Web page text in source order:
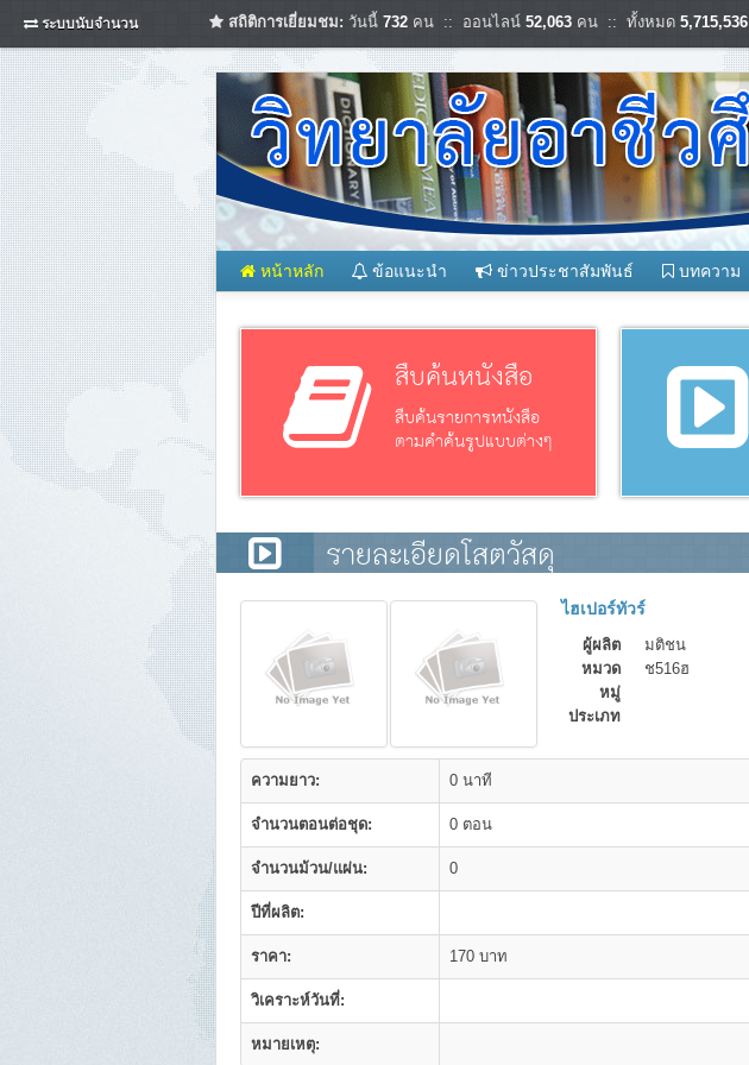
ระบบนับจำนวน สถิติการเยี่ยมชม: วันนี้ 732 คน :: ออนไลน์ 52,063 คน :: ทั้งหมด 5,715,536
หน้าหลัก ข้อแนะนำ ข่าวประชาสัมพันธ์ บทความ
สืบค้นหนังสือ
สืบค้นรายการหนังสือ
ตามคำค้นรูปแบบต่างๆ
รายละเอียดโสตวัสดุ
ไฮเปอร์ทัวร์
ผู้ผลิต
มติชน
หมวด
หมู่
ช516ฮ
ประเภท
ความยาว: 0 นาที
จำนวนตอนต่อชุด: 0 ตอน
จำนวนม้วน/แผ่น: 0
ปีที่ผลิต:
ราคา: 170 บาท
วิเคราะห์วันที่:
หมายเหตุ: